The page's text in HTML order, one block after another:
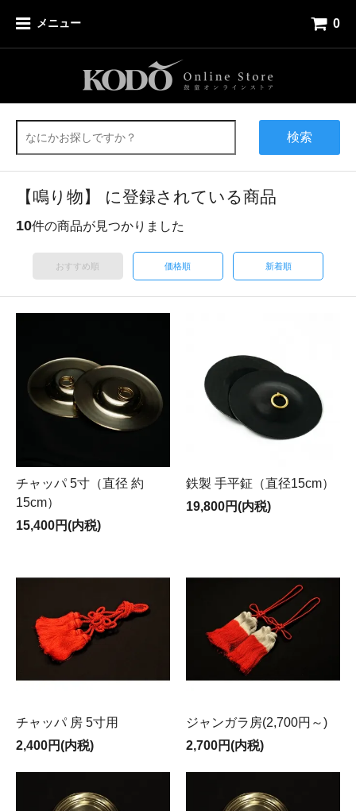
メニュー 0
検索
【鳴り物】 に登録されている商品
10件の商品が見つかりました
おすすめ順 価格順 新着順
チャッパ 5寸（直径 約
15cm）
15,400円(内税)
鉄製 手平鉦（直径15cm）
19,800円(内税)
チャッパ 房 5寸用
2,400円(内税)
ジャンガラ房(2,700円～)
2,700円(内税)